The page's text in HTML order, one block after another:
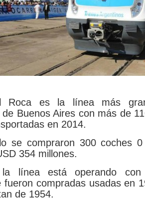
Roca es la línea más
Buenos Aires con más de
en 2014.
se compraron 300 coches
354 millones.
la línea está operando con
fueron compradas usadas en
de 1954.